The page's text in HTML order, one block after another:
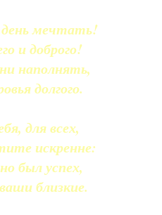
мечтать!
и доброго!
наполнять,
долгого.
для всех,
искренне:
был успех,
близкие.